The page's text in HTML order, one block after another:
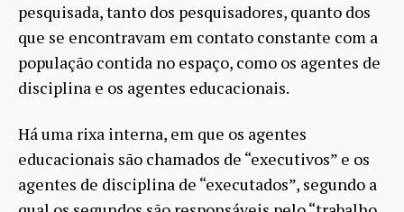
pesquisada, tanto dos pesquisadores, quanto dos
que se encontravam em contato constante com a
população contida no espaço, como os agentes de
disciplina e os agentes educacionais.
Há uma rixa interna, em que os agentes
educacionais são chamados de “executivos” e os
agentes de disciplina de “executados”, segundo a